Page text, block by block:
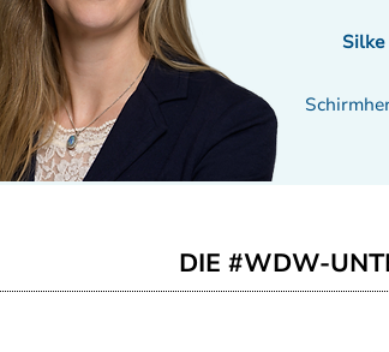
Silke
DIE #WDW-